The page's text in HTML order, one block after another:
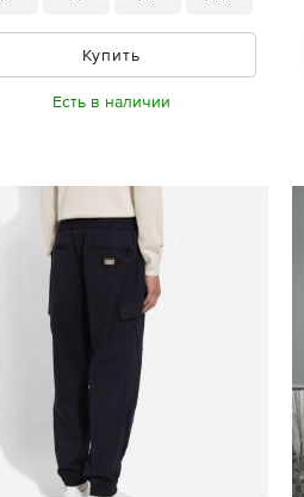
Купить
Есть в наличии